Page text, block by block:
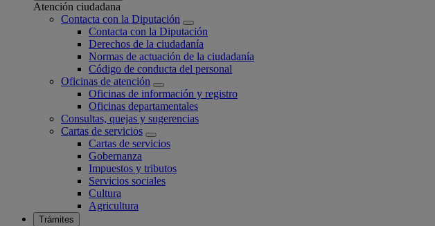
Atención ciudadana
Contacta con la Diputación
Contacta con la Diputación
Derechos de la ciudadanía
Normas de actuación de la ciudadanía
Código de conducta del personal
Oficinas de atención
Oficinas de información y registro
Oficinas departamentales
Consultas, quejas y sugerencias
Cartas de servicios
Cartas de servicios
Gobernanza
Impuestos y tributos
Servicios sociales
Cultura
Agricultura
Trámites